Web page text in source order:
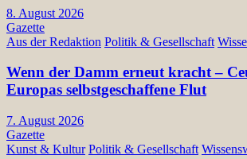
8. August 2026
Gazette
Aus der Redaktion Politik & Gesellschaft
Wenn der Damm erneut kracht –
Europas selbstgeschaffene Flut
7. August 2026
Gazette
Kunst & Kultur Politik & Gesellschaft